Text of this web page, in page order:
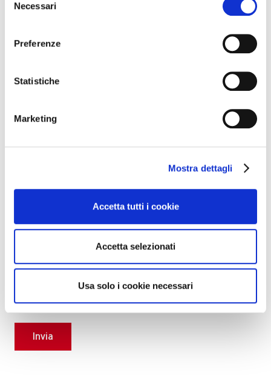
delNecessari
Preferenze
Statistiche
Marketing
Mostra dettagli
Accetta tutti i cookie
Accetta selezionati
Usa solo i cookie necessari
Ho letto l'informativa privacye acconsento alla
memorizzazione dei miei dati nel vostro archivio
secondo quanto stabilito dal regolamento